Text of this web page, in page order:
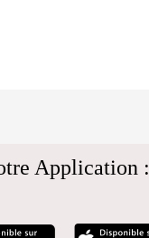
Application :